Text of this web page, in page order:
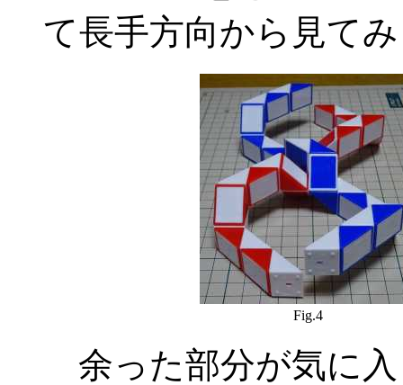
て長手方向から見て
Fig.4
余った部分が気に